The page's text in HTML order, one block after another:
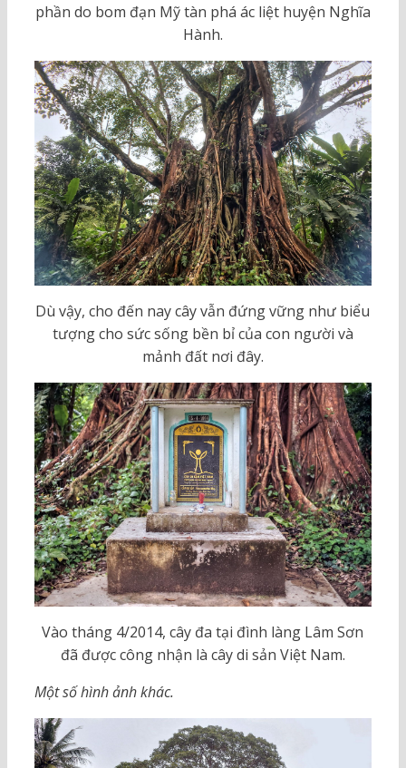
phần do bom đạn Mỹ tàn phá ác liệt huyện Nghĩa
Hành.
Dù vậy, cho đến nay cây vẫn đứng vững như biểu
tượng cho sức sống bền bỉ của con người và
mảnh đất nơi đây.
Vào tháng 4/2014, cây đa tại đình làng Lâm Sơn
đã được công nhận là cây di sản Việt Nam.
Một số hình ảnh khác.